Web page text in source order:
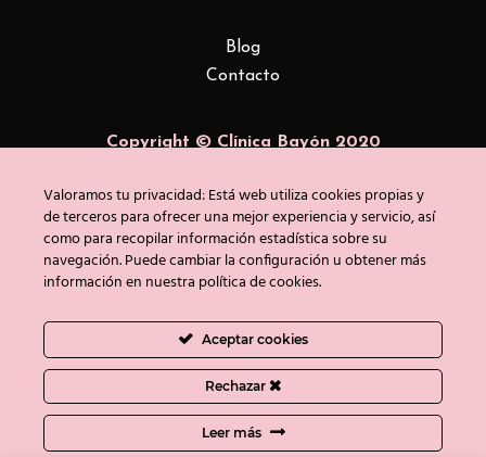
Blog
Contacto
Copyright © Clínica Bayón 2020
legal
Valoramos tu privacidad: Está web utiliza cookies propias y
de terceros para ofrecer una mejor experiencia y servicio, así
como para recopilar información estadística sobre su
navegación. Puede cambiar la configuración u obtener más
información en nuestra política de cookies.
Aceptar cookies
Rechazar
Leer más